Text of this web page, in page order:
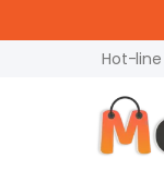
Hot-line